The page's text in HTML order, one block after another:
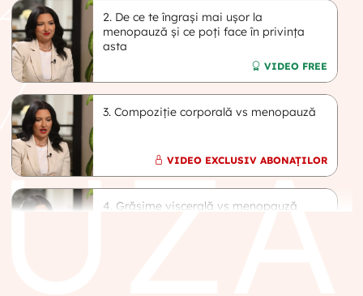
2. De ce te îngrași mai ușor la
menopauză și ce poți face în privința
asta
VIDEO FREE
3. Compoziție corporală vs menopauză
VIDEO EXCLUSIV ABONAȚILOR
4. Grăsime viscerală vs menopauză